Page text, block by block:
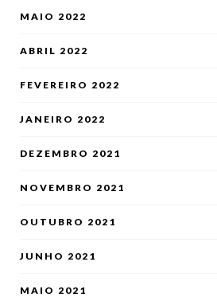
MAIO 2022
ABRIL 2022
FEVEREIRO 2022
JANEIRO 2022
DEZEMBRO 2021
NOVEMBRO 2021
OUTUBRO 2021
JUNHO 2021
MAIO 2021